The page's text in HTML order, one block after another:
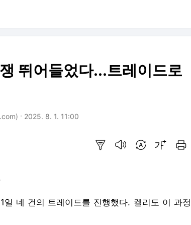
뛰어들었다...트레이드로
2025. 8. 1. 11:00
네 건의 트레이드를 진행했다. 켈리도 이 과정